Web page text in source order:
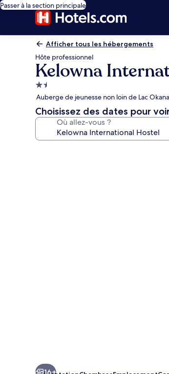
Passer à la section principale
Afficher tous les hébergements
Hôte professionnel
Kelowna
Hébergement
1.5 étoile
Auberge de jeunesse non loin de Lac
Choisissez des dates pour
Où allez-vous ?